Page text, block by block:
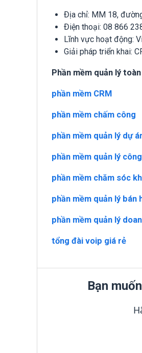
Địa chỉ: MM 18,
Điện thoại: 08 866
Lĩnh vực hoạt động:
Giải pháp triển khai:
Phần mềm quản lý
phần mềm CRM
phần mềm chấm công
phần mềm quản lý dự
phần mềm quản lý
phần mềm chăm sóc
phần mềm quản lý bán
phần mềm quản lý
tổng đài voip giá rẻ
Bạn